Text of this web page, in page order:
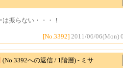
振らない・・・！
[No.3392] 2011/06/06(Mon)
(No.3392への返信 / 1階層) - ミサ